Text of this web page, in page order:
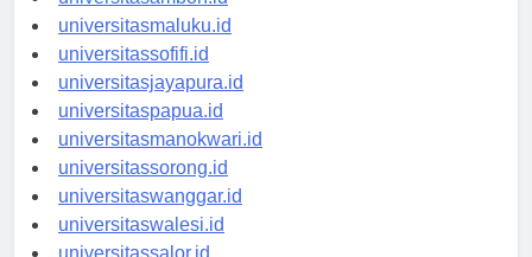
universitasambon.id
universitasmaluku.id
universitassofifi.id
universitasjayapura.id
universitaspapua.id
universitasmanokwari.id
universitassorong.id
universitaswanggar.id
universitaswalesi.id